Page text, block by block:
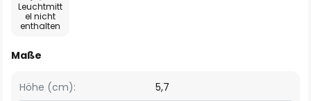
Leuchtmitt
el nicht
enthalten
Maße
Höhe (cm): 5,7